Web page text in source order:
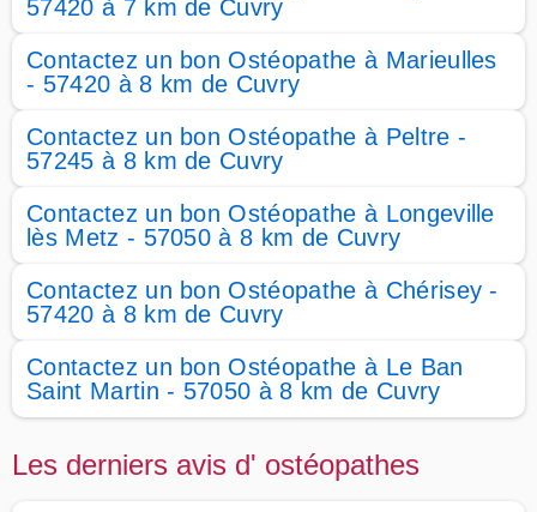
57420 à 7 km de Cuvry
Contactez un bon Ostéopathe à Marieulles
- 57420 à 8 km de Cuvry
Contactez un bon Ostéopathe à Peltre -
57245 à 8 km de Cuvry
Contactez un bon Ostéopathe à Longeville
lès Metz - 57050 à 8 km de Cuvry
Contactez un bon Ostéopathe à Chérisey -
57420 à 8 km de Cuvry
Contactez un bon Ostéopathe à Le Ban
Saint Martin - 57050 à 8 km de Cuvry
Les derniers avis d' ostéopathes